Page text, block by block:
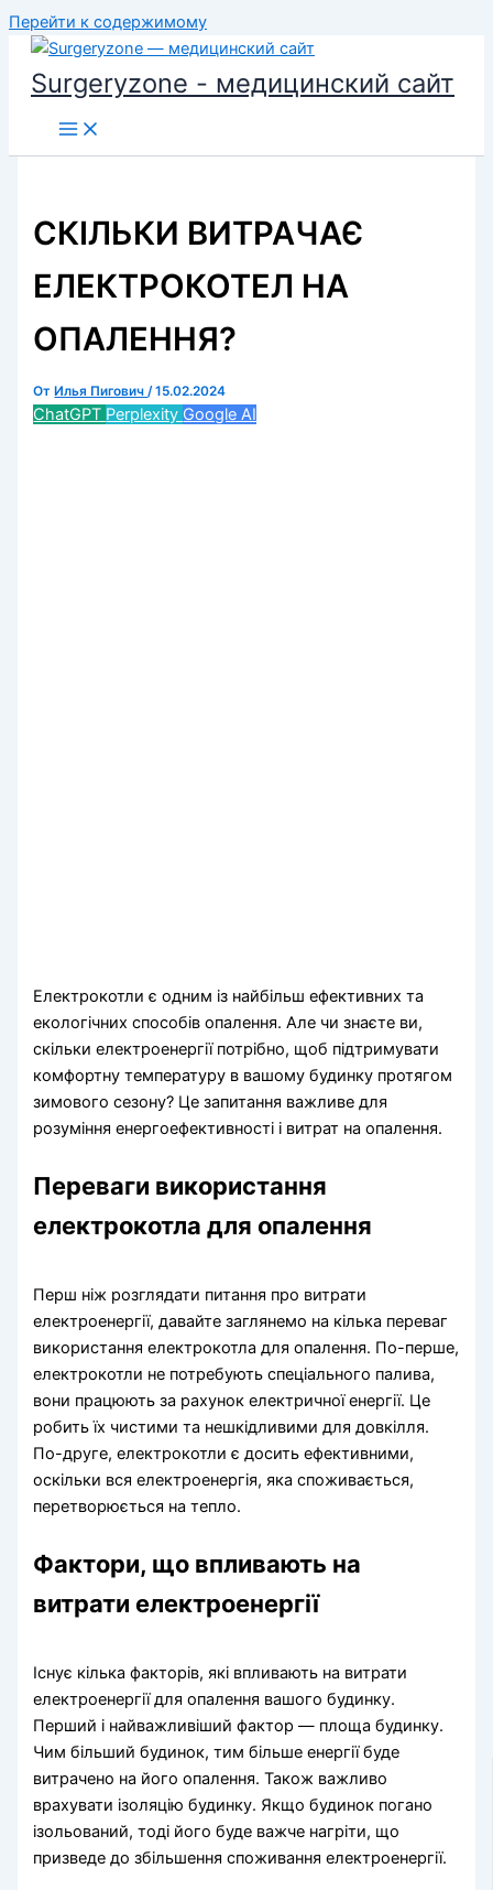
Перейти к содержимому
Surgeryzone - медицинский сайт
СКІЛЬКИ ВИТРАЧАЄ
ЕЛЕКТРОКОТЕЛ НА
ОПАЛЕННЯ?
От Илья Пигович/15.02.2024
ChatGPT Perplexity Google AI
Електрокотли є одним із найбільш ефективних та
екологічних способів опалення. Але чи знаєте ви,
скільки електроенергії потрібно, щоб підтримувати
комфортну температуру в вашому будинку протягом
зимового сезону? Це запитання важливе для
розуміння енергоефективності і витрат на опалення.
Переваги використання
електрокотла для опалення
Перш ніж розглядати питання про витрати
електроенергії, давайте заглянемо на кілька переваг
використання електрокотла для опалення. По-перше,
електрокотли не потребують спеціального палива,
вони працюють за рахунок електричної енергії. Це
робить їх чистими та нешкідливими для довкілля.
По-друге, електрокотли є досить ефективними,
оскільки вся електроенергія, яка споживається,
перетворюється на тепло.
Фактори, що впливають на
витрати електроенергії
Існує кілька факторів, які впливають на витрати
електроенергії для опалення вашого будинку.
Перший і найважливіший фактор — площа будинку.
Чим більший будинок, тим більше енергії буде
витрачено на його опалення. Також важливо
врахувати ізоляцію будинку. Якщо будинок погано
ізольований, тоді його буде важче нагріти, що
призведе до збільшення споживання електроенергії.